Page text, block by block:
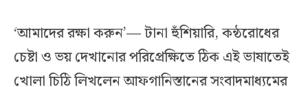
‘আমাদের রক্ষা করুন’— টানা হুঁশিয়ারি, কন্ঠরোধের
চেষ্টা ও ভয় দেখানোর পরিপ্রেক্ষিতে ঠিক এই ভাষাতেই
খোলা চিঠি লিখলেন আফগানিস্তানের সংবাদমাধ্যমের